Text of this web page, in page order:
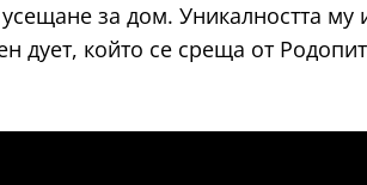
за дом. Уникалността му
дует, който се среща от